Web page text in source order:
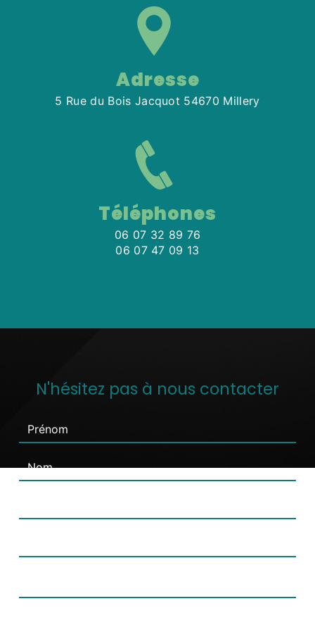
Adresse
5 Rue du Bois Jacquot 54670 Millery
Téléphones
06 07 32 89 76
06 07 47 09 13
N'hésitez pas à nous contacter